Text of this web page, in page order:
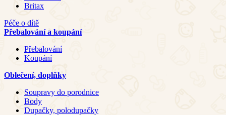
Britax
Péče o dítě
Přebalování a koupání
Přebalování
Koupání
Oblečení, doplňky
Soupravy do porodnice
Body
Dupačky, polodupačky